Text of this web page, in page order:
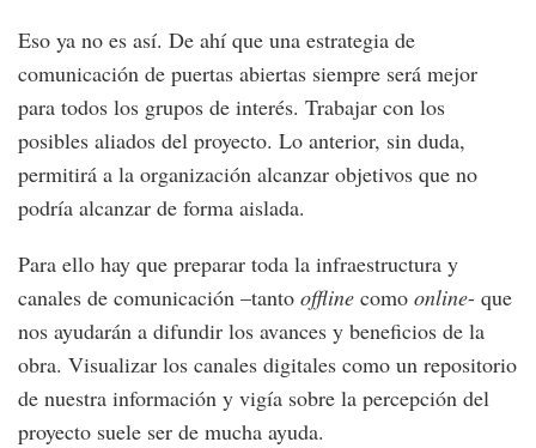
Eso ya no es así. De ahí que una estrategia de
comunicación de puertas abiertas siempre será mejor
para todos los grupos de interés. Trabajar con los
posibles aliados del proyecto. Lo anterior, sin duda,
permitirá a la organización alcanzar objetivos que no
podría alcanzar de forma aislada.
Para ello hay que preparar toda la infraestructura y
canales de comunicación –tanto offline como online- que
nos ayudarán a difundir los avances y beneficios de la
obra. Visualizar los canales digitales como un repositorio
de nuestra información y vigía sobre la percepción del
proyecto suele ser de mucha ayuda.